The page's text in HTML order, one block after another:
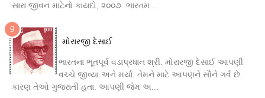
સારા જીવન માટેનો કાયદો, ૨૦૦૭ ભારતમ...
મોરારજી દેસાઈ
ભારતના ભૂતપૂર્વ વડાપ્રધાન શ્રી. મોરારજી દેસાઈ આપણી
વચ્ચે જીવ્યા અને મર્યા. તેમને માટે આપણને સૌને ગર્વ છે.
કારણ તેઓ ગુજરાતી હતા. આપણી જેમ અ...